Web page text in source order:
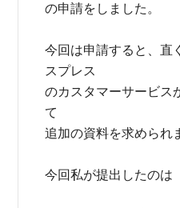
の申請をしました。
今回は申請すると、直
スプレス
のカスタマーサービス
て
追加の資料を求められ
今回私が提出したのは